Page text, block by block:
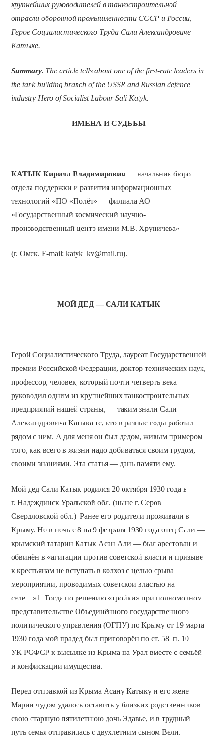
крупнейших руководителей в танкостроительной
отрасли оборонной промышленности СССР и России,
Герое Социалистического Труда Сали Александровиче
Катыке.
Summary. The article tells about one of the first-rate leaders in
the tank building branch of the USSR and Russian defence
industry Hero of Socialist Labour Sali Katyk.
ИМЕНА И СУДЬБЫ
КАТЫК Кирилл Владимирович— начальник бюро
отдела поддержки и развития информационных
технологий «ПО «Полёт» — филиала АО
«Государственный космический научно-
производственный центр имени М.В. Хруничева»
(г. Омск. E-mail: katyk_kv@mail.ru).
МОЙ ДЕД — САЛИ КАТЫК
Герой Социалистического Труда, лауреат Государственной
премии Российской Федерации, доктор технических наук,
профессор, человек, который почти четверть века
руководил одним из крупнейших танкостроительных
предприятий нашей страны, — таким знали Сали
Александровича Катыка те, кто в разные годы работал
рядом с ним. А для меня он был дедом, живым примером
того, как всего в жизни надо добиваться своим трудом,
своими знаниями. Эта статья — дань памяти ему.
Мой дед Сали Катык родился 20 октября 1930 года в
г. Надеждинск Уральской обл. (ныне г. Серов
Свердловской обл.). Ранее его родители проживали в
Крыму. Но в ночь с 8 на 9 февраля 1930 года отец Сали —
крымский татарин Катык Асан Али — был арестован и
обвинён в «агитации против советской власти и призыве
к крестьянам не вступать в колхоз с целью срыва
мероприятий, проводимых советской властью на
селе…»1. Тогда по решению «тройки» при полномочном
представительстве Объединённого государственного
политического управления (ОГПУ) по Крыму от 19 марта
1930 года мой прадед был приговорён по ст. 58, п. 10
УК РСФСР к высылке из Крыма на Урал вместе с семьёй
и конфискации имущества.
Перед отправкой из Крыма Асану Катыку и его жене
Марии чудом удалось оставить у близких родственников
свою старшую пятилетнюю дочь Эдавье, и в трудный
путь семья отправилась с двухлетним сыном Вели.